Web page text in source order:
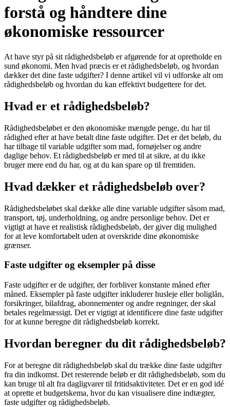
forstå og håndtere dine
økonomiske ressourcer
At have styr på sit rådighedsbeløb er afgørende for at opretholde en
sund økonomi. Men hvad præcis er et rådighedsbeløb, og hvordan
dækker det dine faste udgifter? I denne artikel vil vi udforske alt om
rådighedsbeløb og hvordan du kan effektivt budgettere for det.
Hvad er et rådighedsbeløb?
Rådighedsbeløbet er den økonomiske mængde penge, du har til
rådighed efter at have betalt dine faste udgifter. Det er det beløb, du
har tilbage til variable udgifter som mad, fornøjelser og andre
daglige behov. Et rådighedsbeløb er med til at sikre, at du ikke
bruger mere end du har, og at du kan spare op til fremtiden.
Hvad dækker et rådighedsbeløb over?
Rådighedsbeløbet skal dække alle dine variable udgifter såsom mad,
transport, tøj, underholdning, og andre personlige behov. Det er
vigtigt at have et realistisk rådighedsbeløb, der giver dig mulighed
for at leve komfortabelt uden at overskride dine økonomiske
grænser.
Faste udgifter og eksempler på disse
Faste udgifter er de udgifter, der forbliver konstante måned efter
måned. Eksempler på faste udgifter inkluderer husleje eller boliglån,
forsikringer, bilafdrag, abonnementer og andre regninger, der skal
betales regelmæssigt. Det er vigtigt at identificere dine faste udgifter
for at kunne beregne dit rådighedsbeløb korrekt.
Hvordan beregner du dit rådighedsbeløb?
For at beregne dit rådighedsbeløb skal du trække dine faste udgifter
fra din indkomst. Det resterende beløb er dit rådighedsbeløb, som du
kan bruge til alt fra dagligvarer til fritidsaktiviteter. Det er en god idé
at oprette et budgetskema, hvor du kan visualisere dine indtægter,
faste udgifter og rådighedsbeløb.